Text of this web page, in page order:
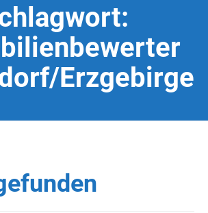
Erzgebirge